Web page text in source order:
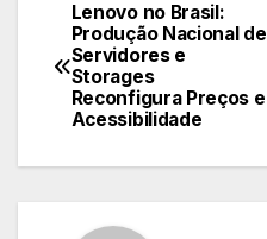
Navegação
de
Post
Lenovo no Brasil:
Produção Nacional de
Servidores e
Storages
Reconfigura Preços e
Acessibilidade